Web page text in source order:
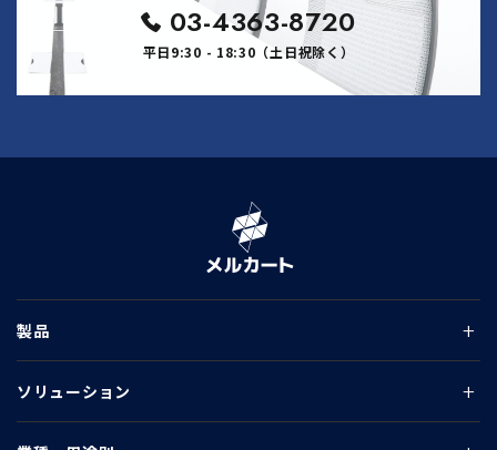
03-4363-8720
平日9:30 - 18:30（土日祝除く）
製品
ソリューション